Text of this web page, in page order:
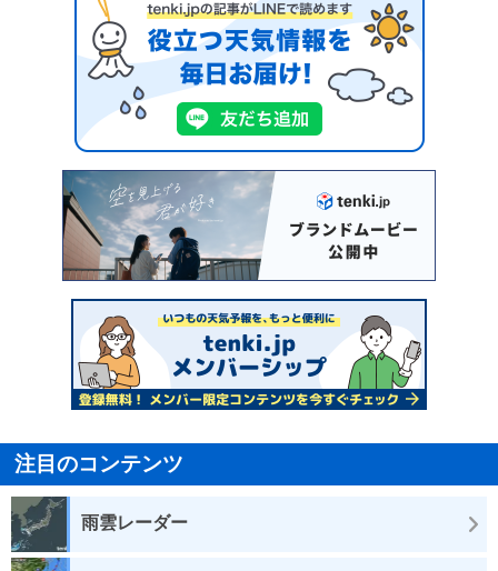
注目のコンテンツ
雨雲レーダー